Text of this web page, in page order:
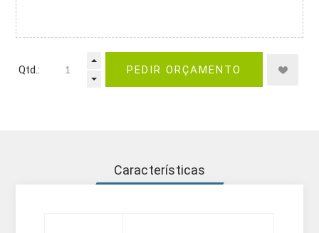
Qtd.: PEDIR ORÇAMENTO
Características